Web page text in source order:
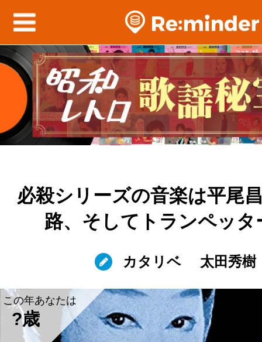
必殺シリーズの音楽は平尾
路、そしてトランペッタ
カタリベ 太田秀樹
この年あなたは
?歳